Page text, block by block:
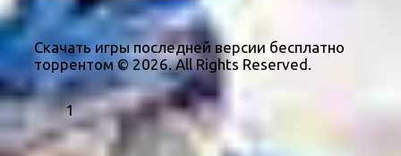
Скачать игры последней версии бесплатно
торрентом © 2026. All Rights Reserved.
1